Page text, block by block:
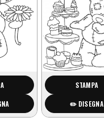
STAMPA
✏️ DISEGNA